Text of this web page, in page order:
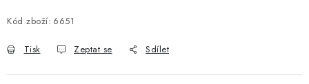
Kód zboží: 6651
Tisk Zeptat se Sdílet